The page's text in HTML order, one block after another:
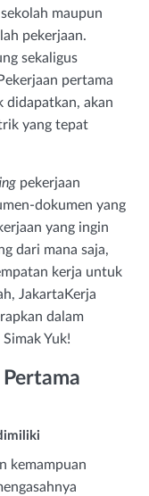
maupun
pekerjaan.
sekaligus
pertama
didapatkan, akan
yang tepat
pekerjaan
dokumen yang
yang ingin
dari mana saja,
kerja untuk
JakartaKerja
dalam
Yuk!
kemampuan